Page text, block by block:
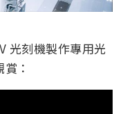
光刻機製作專用光
：